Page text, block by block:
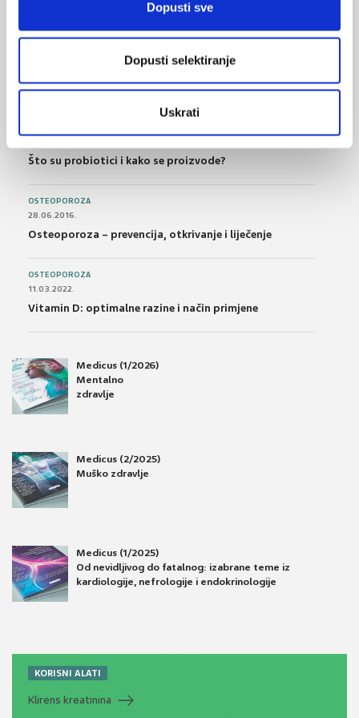
Dopusti sve
Dopusti selektiranje
Uskrati
FARMAKOLOGIJA
Nesteroidni antireumatici i gastrointestinalna
podnošljivost
Što su probiotici i kako se proizvode?
OSTEOPOROZA
28.06.2016.
Osteoporoza – prevencija, otkrivanje i liječenje
OSTEOPOROZA
11.03.2022.
Vitamin D: optimalne razine i način primjene
Medicus (1/2026)
Mentalno
zdravlje
Medicus (2/2025)
Muško zdravlje
Medicus (1/2025)
Od nevidljivog do fatalnog: izabrane teme iz
kardiologije, nefrologije i endokrinologije
KORISNI ALATI
Klirens kreatinina